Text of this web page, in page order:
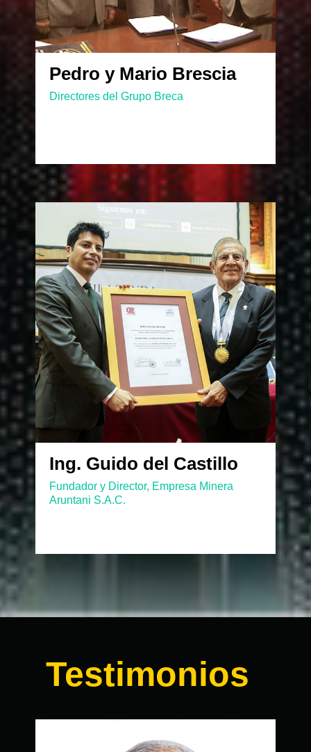
Pedro y Mario Brescia
Directores del Grupo Breca
Ing. Guido del Castillo
Fundador y Director, Empresa Minera
Aruntani S.A.C.
Testimonios